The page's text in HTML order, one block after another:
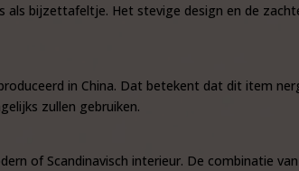
bijzettafeltje. Het stevige design en de
in China. Dat betekent dat dit item
zullen gebruiken.
of Scandinavisch interieur. De combinatie